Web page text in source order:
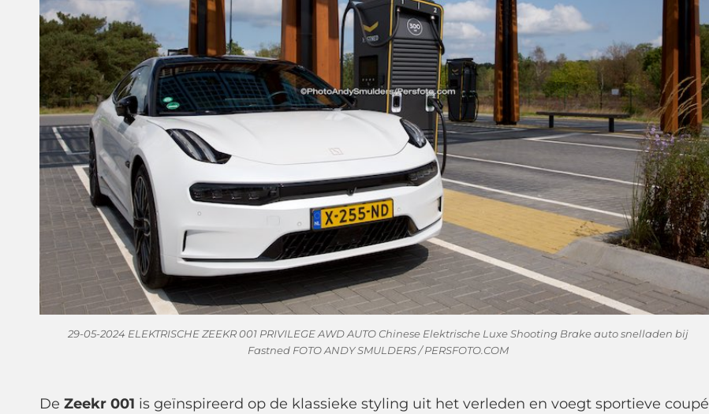
29-05-2024 ELEKTRISCHE ZEEKR 001 PRIVILEGE AWD AUTO Chinese Elektrische Luxe Shooting Brake auto snelladen bij
Fastned FOTO ANDY SMULDERS / PERSFOTO.COM
De Zeekr 001 is geïnspireerd op de klassieke styling uit het verleden en voegt sportieve coupé